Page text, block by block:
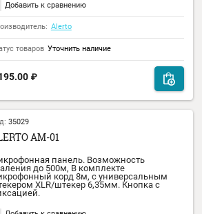
Громкоговоритель прожекторный
10 Вт, 100 В, 91дБ, материал корпуса
IP 66.
Добавить к сравнению
Производитель:
6 120.00
Код:71604
ALERTO HM-10P